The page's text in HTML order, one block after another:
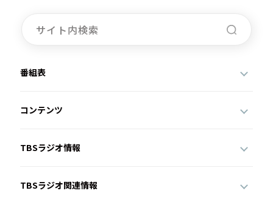
番組表
コンテンツ
TBSラジオ情報
TBSラジオ関連情報